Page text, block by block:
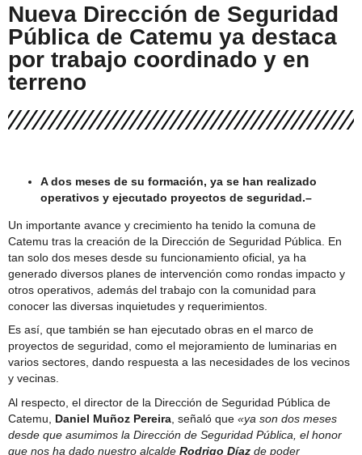
aportes y llaman a colaborar para este último mes
Curimón se volcó a las calles para conmemorar el aniversario de
San Felipe
tramitación para conexión domiciliaria del proyecto de
Nueva Dirección de Seguridad
Pública de Catemu ya destaca
por trabajo coordinado y en
terreno
A dos meses de su formación, ya se han realizado
operativos y ejecutado proyectos de seguridad.–
Un importante avance y crecimiento ha tenido la comuna de
Catemu tras la creación de la Dirección de Seguridad Pública. En
tan solo dos meses desde su funcionamiento oficial, ya ha
generado diversos planes de intervención como rondas impacto y
otros operativos, además del trabajo con la comunidad para
conocer las diversas inquietudes y requerimientos.
Es así, que también se han ejecutado obras en el marco de
proyectos de seguridad, como el mejoramiento de luminarias en
varios sectores, dando respuesta a las necesidades de los vecinos
y vecinas.
Al respecto, el director de la Dirección de Seguridad Pública de
Catemu, Daniel Muñoz Pereira , señaló que «ya son dos meses
desde que asumimos la Dirección de Seguridad Pública, el honor
que nos ha dado nuestro alcalde Rodrigo Díaz de poder